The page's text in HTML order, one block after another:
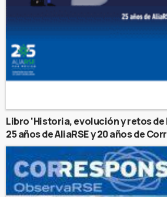
Libro ‘Historia, evolución y retos
25 años de AliaRSE y 20 años de